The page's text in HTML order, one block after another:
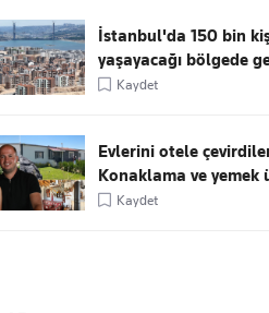
İstanbul'da 150 bin
yaşayacağı bölgede
Kaydet
Evlerini otele
Konaklama ve yemek
Kaydet